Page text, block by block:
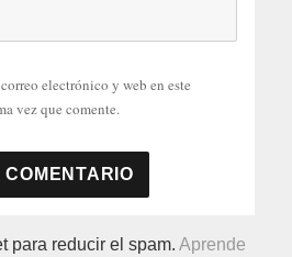
electrónico y web en este
vez que comente.
para reducir el spam.Aprende